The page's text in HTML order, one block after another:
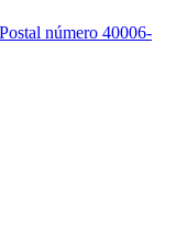
número 40006-